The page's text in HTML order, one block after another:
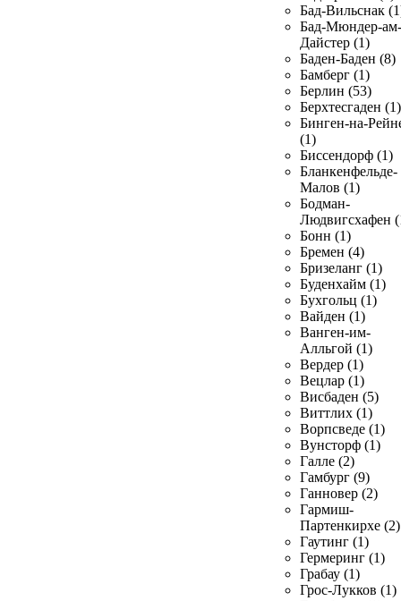
Бад-Вильснак
Бад-Мюндер-ам-
Дайстер (1)
Баден-Баден (8)
Бамберг (1)
Берлин (53)
Берхтесгаден (1)
Бинген-на-
(1)
Биссендорф (1)
Бланкенфельде-
Малов (1)
Бодман-
Людвигсхафен
Бонн (1)
Бремен (4)
Бризеланг (1)
Буденхайм (1)
Бухгольц (1)
Вайден (1)
Ванген-им-
Алльгой (1)
Вердер (1)
Вецлар (1)
Висбаден (5)
Виттлих (1)
Ворпсведе (1)
Вунсторф (1)
Галле (2)
Гамбург (9)
Ганновер (2)
Гармиш-
Партенкирхе (2)
Гаутинг (1)
Гермеринг (1)
Грабау (1)
Грос-Лукков (1)